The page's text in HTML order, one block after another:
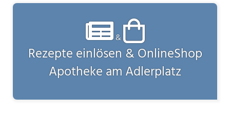
&
Rezepte einlösen & OnlineShop
Apotheke am Adlerplatz